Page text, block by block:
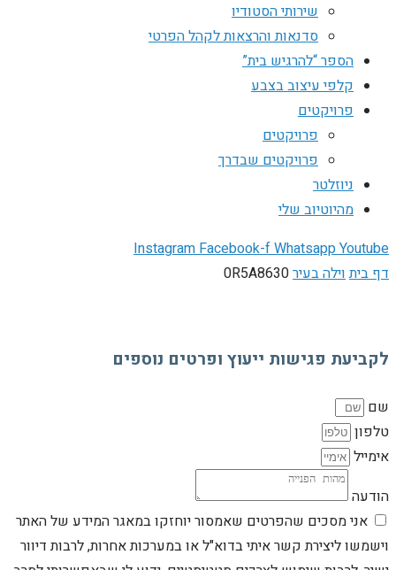
שירותי הסטודיו
סדנאות והרצאות לקהל הפרטי
הספר “להרגיש בית”
קלפי עיצוב בצבע
פרויקטים
פרויקטים
פרויקטים שבדרך
ניוזלטר
מהיוטיוב שלי
InstagramFacebook-fWhatsappYoutube
דף ביתוילה בעיר0R5A8630
לקביעת פגישות ייעוץ ופרטים נוספים
שם
טלפון
אימייל
הודעה
אני מסכים שהפרטים שאמסור יוחזקו במאגר המידע של האתר
וישמשו ליצירת קשר איתי בדוא"ל או במערכות אחרות, לרבות דיוור